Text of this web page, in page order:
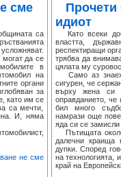
сме
са
могат да се
в
на
органи
за
като им се
са мечти,
И, няма
не сме
Прочети
идиот
Като всеки
властта,
респектиращи
трябва да
цялата му
Само аз знаех,
сигурен, че
върху жена си
оправданието,
бил много
намрази още
яда си се замисли
Пътищата
далечни краища
дупки. Според
на технологията,
край на